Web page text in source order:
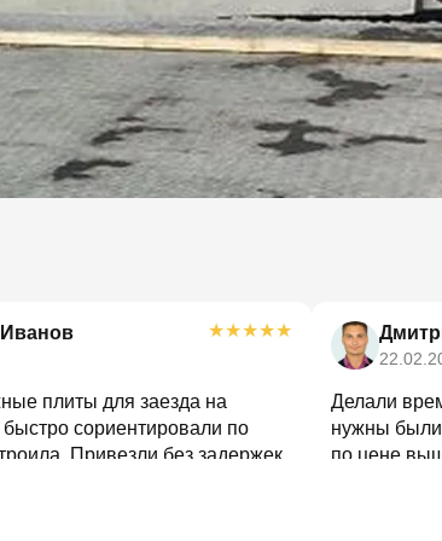
★★★★★
плиты для заезда на
быстро сориентировали по
Привезли без задержек,
Делали
нужны были
по цене